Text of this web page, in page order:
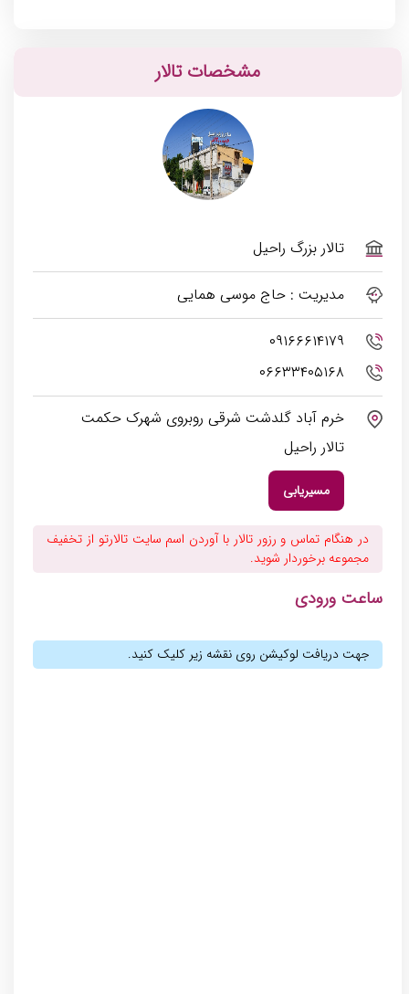
مشخصات تالار
تالار بزرگ راحیل
مدیریت : حاج موسی همایی
۰۹۱۶۶۶۱۴۱۷۹
۰۶۶۳۳۴۰۵۱۶۸
خرم آباد گلدشت شرقی روبروی شهرک حکمت
تالار راحیل
مسیریابی
در هنگام تماس و رزور تالار با آوردن اسم سایت تالارتو از تخفیف
مجموعه برخوردار شوید.
ساعت ورودی
جهت دریافت لوکیشن روی نقشه زیر کلیک کنید.